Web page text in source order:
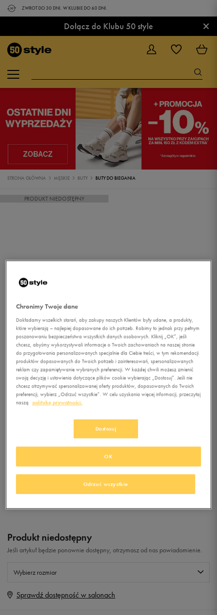
ZWROT DO 30 DNI. W KLUBIE DO 60 DNI.
Dołącz do Klubu 50 style ×
STRONA GŁÓWNA MĘSKIE BUTY BUTY DO BIEGANIA
PRODUKT NIEDOSTĘPNY
79,99złz Vat
+ 400 PKT WKLUBIE 50 STYLE
Produkt niedostępny
Jeśli artykuł będzie ponownie dostępny, otrzymasz od nas powiadomienie.
Wybierz rozmiar
Rozmiary EU
Sprawdź dostępność w salonach
Chronimy Twoje dane
Dokładamy wszelkich starań, aby zakupy naszych Klientów były udane, a produkty,
które wybierają – najlepiej dopasowane do ich potrzeb. Robimy to jednak przy pełnym
poszanowaniu bezpieczeństwa wszystkich danych osobowych. Kliknij „OK”, jeśli
chcesz, abyśmy wykorzystywali informacje o Twoich zachowaniach na naszej stronie
do przygotowania personalizowanych specjalnie dla Ciebie treści, w tym rekomendacji
produktów dopasowanych do Twoich potrzeb i zainteresowań, spersonalizowanych
reklam czy zapamiętywanie wybranych preferencji. W każdej chwili możesz zmienić
swoją decyzję i ustawienia dotyczące plików cookie wybierając „Dostosuj”. Jeśli nie
chcesz otrzymywać spersonalizowanej oferty produktów, dopasowanych do Twoich
preferencji, wybierz „Odrzuć wszystkie”. W celu uzyskania więcej informacji, przeczytaj
naszą
politykę prywatności.
Dostosuj
Odrzuć wszystkie
OK